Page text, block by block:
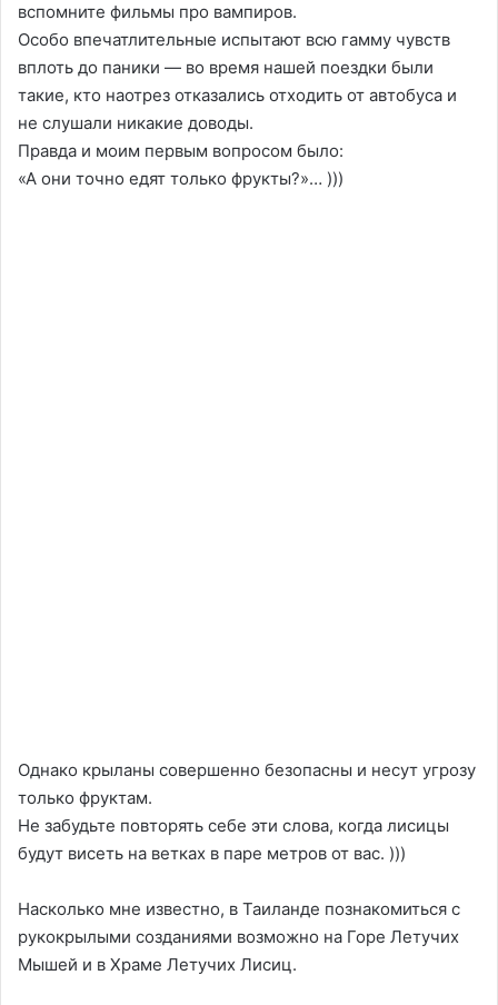
вспомните фильмы про вампиров.
Особо впечатлительные испытают всю гамму чувств
вплоть до паники — во время нашей поездки были
такие, кто наотрез отказались отходить от автобуса и
не слушали никакие доводы.
Правда и моим первым вопросом было:
«А они точно едят только фрукты?»… )))
Однако крыланы совершенно безопасны и несут угрозу
только фруктам.
Не забудьте повторять себе эти слова, когда лисицы
будут висеть на ветках в паре метров от вас. )))
Насколько мне известно, в Таиланде познакомиться с
рукокрылыми созданиями возможно на Горе Летучих
Мышей и в Храме Летучих Лисиц.